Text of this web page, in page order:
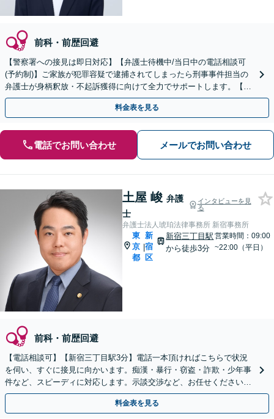
前科・前歴回避
【警察署への接見は即日対応】【弁護士待機中/当日中の電話相談可
(予約制)】ご家族が犯罪容疑で逮捕されてしまったら刑事事件担当の
弁護士が身柄釈放・不起訴獲得に向けて全力でサポートします。【毎
月100名以上の相談実績】【東京都全域対応】
料金表を見る
電話でお問い合わせ メールでお問い合わせ
土屋 峻 弁護
士
インタビューを見
る
弁護士法人琥珀法律事務所 新宿事務所
東
京
都
|
新
宿
区
新宿三丁目駅
から徒歩3分
営業時間：09:00
~22:00（平日）
前科・前歴回避
【電話相談可】【新宿三丁目駅3分】電話一本頂ければこちらで状況
を伺い、すぐに接見に向かいます。痴漢・暴行・窃盗・詐欺・少年事
件など、スピーディに対応します。示談交渉など、お任せください
【休日・夜間相談可】
料金表を見る